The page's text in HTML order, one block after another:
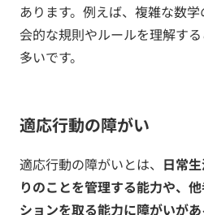
あります。例えば、複雑な数
会的な規則やルールを理解す
多いです。
適応行動の障がい
適応行動の障がいとは、 日常
りのことを管理する能力や、
ションを取る能力に障がいが